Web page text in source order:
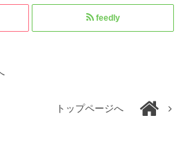
feedly
トップページへ